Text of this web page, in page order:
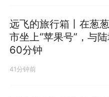
远飞的旅行箱丨在葱
市坐上“苹果号”，与
60分钟
41分钟前